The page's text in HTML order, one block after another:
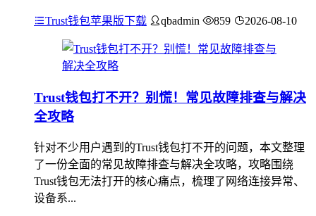
Trust钱包苹果版下载 qbadmin 859 2026-08-10
Trust钱包打不开？别慌！常见故障排查与解决
全攻略
针对不少用户遇到的Trust钱包打不开的问题，本文整理
了一份全面的常见故障排查与解决全攻略，攻略围绕
Trust钱包无法打开的核心痛点，梳理了网络连接异常、
设备系...